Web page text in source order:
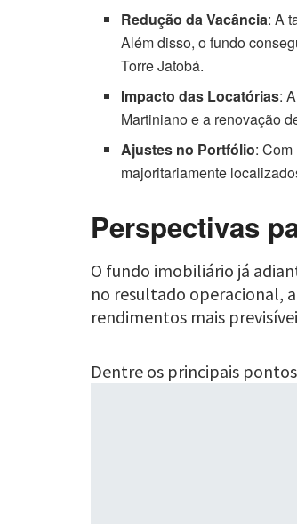
Redução da Vacância: A
Além disso, o fundo
Torre Jatobá.
Impacto das Locatórias:
Martiniano e a renovação
Ajustes no Portfólio:
majoritariamente
Perspectivas
O fundo imobiliário já
no resultado operacional,
rendimentos mais
Dentre os principais